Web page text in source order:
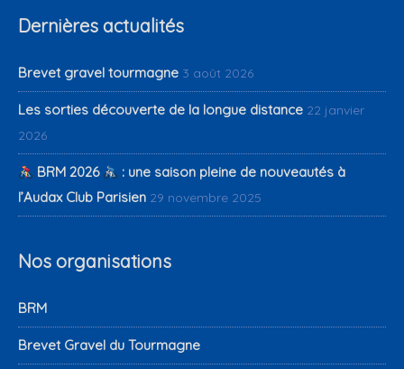
Dernières actualités
Brevet gravel tourmagne 3 août 2026
Les sorties découverte de la longue distance 22 janvier
2026
BRM 2026
: une saison pleine de nouveautés à
l’Audax Club Parisien 29 novembre 2025
Nos organisations
BRM
Brevet Gravel du Tourmagne